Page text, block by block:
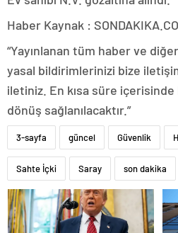
Haber Kaynak :
“Yayınlanan tüm haber ve
yasal bildirimlerinizi bize
iletiniz. En kısa süre
dönüş sağlanılacaktır.”
3-sayfa güncel Güvenlik
Sahte İçki Saray son dakika